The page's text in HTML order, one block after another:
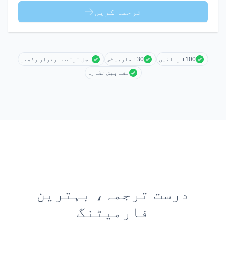
ترجمہ کریں
100+ زبانیں 30+ فارمیٹس
اصل ترتیب برقرار رکھیں
مفت پیش نظارہ
درست ترجمہ، بہترین
فارمیٹنگ